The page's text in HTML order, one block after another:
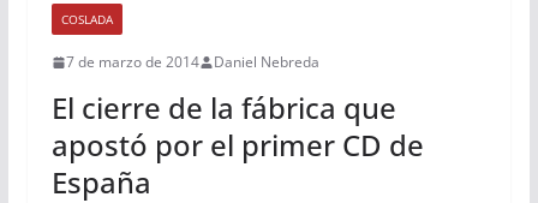
COSLADA
7 de marzo de 2014 Daniel Nebreda
El cierre de la fábrica que
apostó por el primer CD de
España